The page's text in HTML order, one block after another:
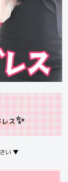
ス✨
い ▼